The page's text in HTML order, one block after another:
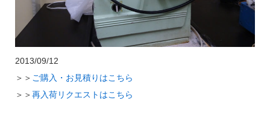
2013/09/12
＞＞ ご購入・お見積りはこちら
＞＞再入荷リクエストはこちら